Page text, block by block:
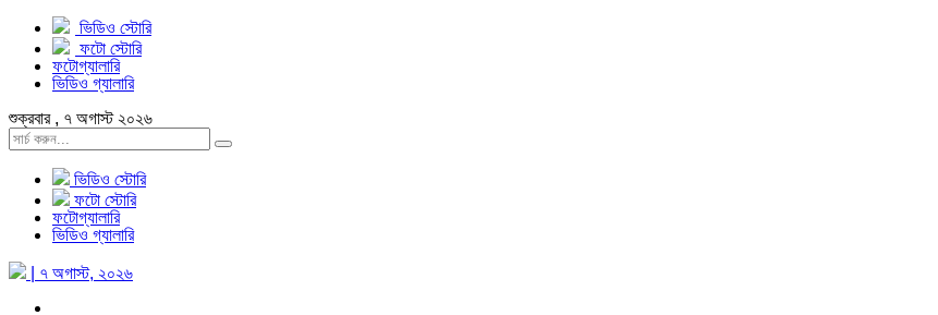
ভিডিও স্টোরি
ফটো স্টোরি
ফটোগ্যালারি
ভিডিও গ্যালারি
শুক্রবার , ৭ অগাস্ট ২০২৬
ভিডিও স্টোরি
ফটো স্টোরি
ফটোগ্যালারি
ভিডিও গ্যালারি
| ৭ অগাস্ট, ২০২৬